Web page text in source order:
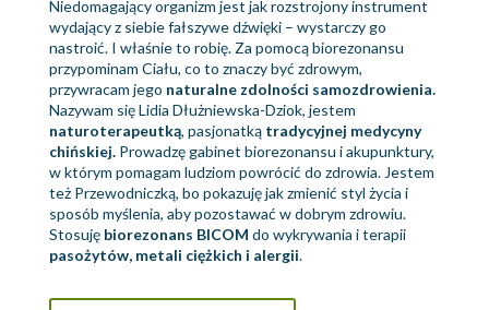
Niedomagający organizm jest jak rozstrojony instrument
wydający z siebie fałszywe dźwięki – wystarczy go
nastroić. I właśnie to robię. Za pomocą biorezonansu
przypominam Ciału, co to znaczy być zdrowym,
przywracam jego naturalne zdolności samozdrowienia.
Nazywam się Lidia Dłużniewska-Dziok, jestem
naturoterapeutką, pasjonatką tradycyjnej medycyny
chińskiej.Prowadzę gabinet biorezonansu i akupunktury,
w którym pomagam ludziom powrócić do zdrowia. Jestem
też Przewodniczką, bo pokazuję jak zmienić styl życia i
sposób myślenia, aby pozostawać w dobrym zdrowiu.
Stosuję biorezonans BICOM do wykrywania i terapii
pasożytów, metali ciężkich i alergii.